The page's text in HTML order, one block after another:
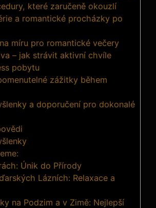
které zaručeně okouzlí
a romantické procházky po
míru pro romantické večery
– jak strávit aktivní chvíle
pobytu
zážitky během
a doporučení pro dokonalé
Únik do Přírody
Lázních: Relaxace a
na Podzim a v Zimě: Nejlepší